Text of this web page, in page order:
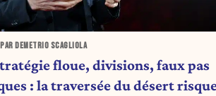
DEMETRIO SCAGLIOLA
floue, divisions, faux pas
: la traversée du désert